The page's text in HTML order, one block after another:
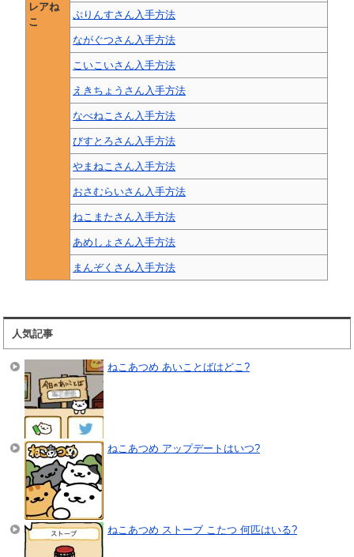
レアね
こ
ぷりんすさん入手方法
ながぐつさん入手方法
こいこいさん入手方法
えきちょうさん入手方法
なべねこさん入手方法
びすとろさん入手方法
やまねこさん入手方法
おさむらいさん入手方法
ねこまたさん入手方法
あめしょさん入手方法
まんぞくさん入手方法
人気記事
ねこあつめ あいことばはどこ?
ねこあつめ アップデートはいつ?
ねこあつめ ストーブ こたつ 何匹はいる?